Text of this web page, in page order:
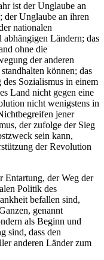
ist der Unglaube an
der Unglaube an ihren
nationalen
Ländern; das
ohne die
der anderen
können; das
des Sozialismus in einem
Land nicht gegen eine
nicht wenigstens in
jener
der zufolge der Sieg
sein kann,
der Revolution
Entartung, der Weg der
Politik des
befallen sind,
genannt
als Beginn und
sind, dass den
anderen Länder zum